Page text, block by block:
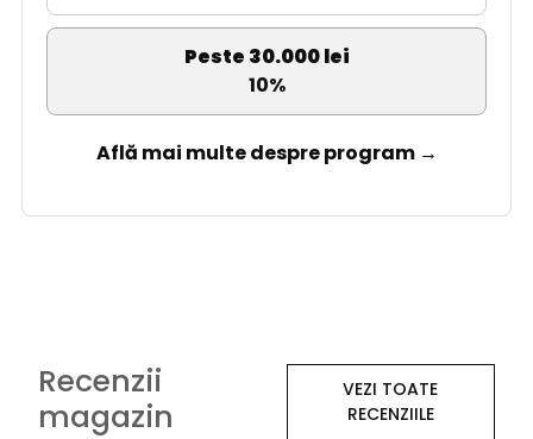
Peste 30.000 lei
10%
Află mai multe despre program →
Recenzii
magazin
VEZI TOATE
RECENZIILE